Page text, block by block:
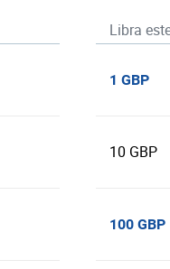
Libra
1 GBP
10 GBP
100 GBP